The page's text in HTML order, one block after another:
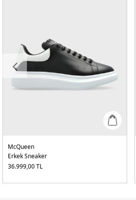
McQueen
Erkek Sneaker
36.999,00TL